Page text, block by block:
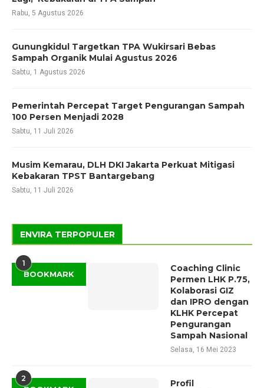
Rabu, 5 Agustus 2026
Gunungkidul Targetkan TPA Wukirsari Bebas
Sampah Organik Mulai Agustus 2026
Sabtu, 1 Agustus 2026
Pemerintah Percepat Target Pengurangan Sampah
100 Persen Menjadi 2028
Sabtu, 11 Juli 2026
Musim Kemarau, DLH DKI Jakarta Perkuat Mitigasi
Kebakaran TPST Bantargebang
Sabtu, 11 Juli 2026
ENVIRA TERPOPULER
1
BOOKMARK
Coaching Clinic
Permen LHK P.75,
Kolaborasi GIZ
dan IPRO dengan
KLHK Percepat
Pengurangan
Sampah Nasional
Selasa, 16 Mei 2023
2
Profil